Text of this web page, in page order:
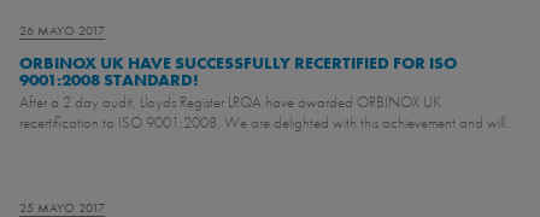
26 MAYO 2017
ORBINOX UK HAVE SUCCESSFULLY RECERTIFIED FOR ISO
9001:2008 STANDARD!
After a 2 day audit, Lloyds Register LRQA have awarded ORBINOX UK
recertification to ISO 9001:2008. We are delighted with this achievement and will...
25 MAYO 2017